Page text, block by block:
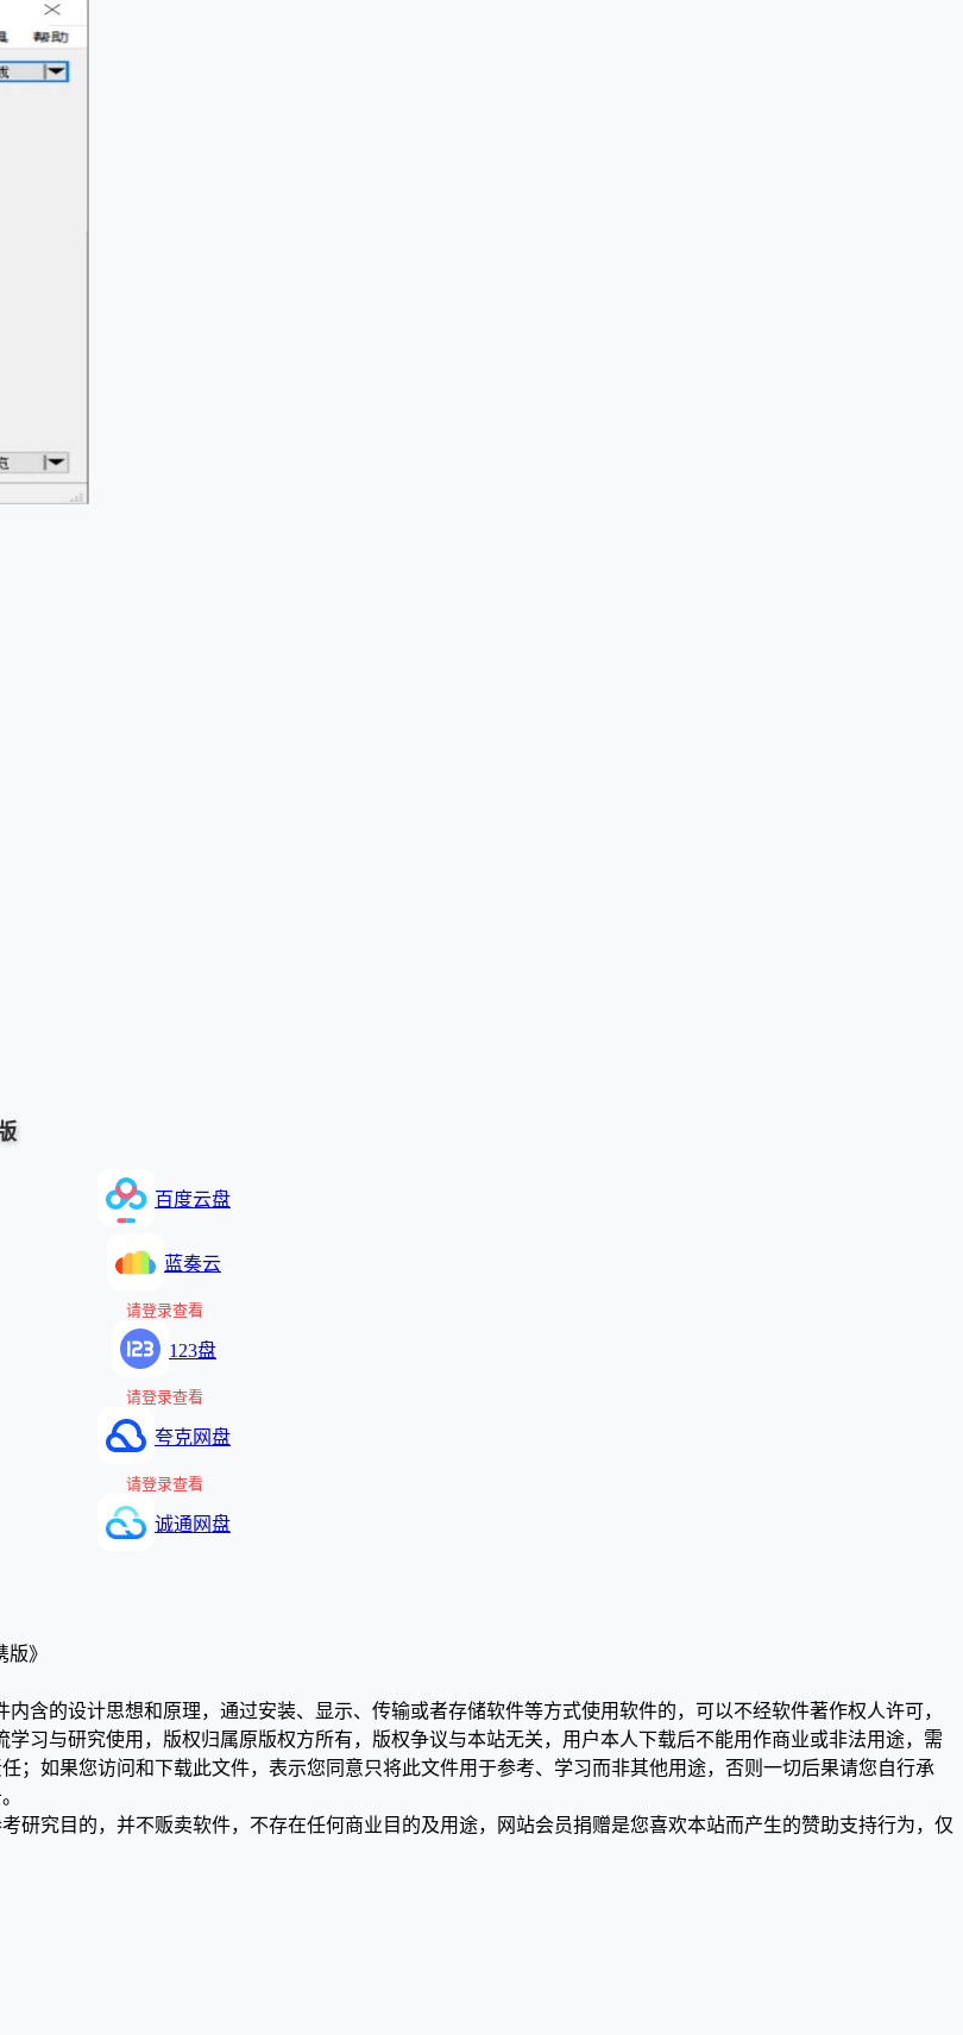
百度云盘
蓝奏云
请登录查看
123盘
请登录查看
夸克网盘
请登录查看
诚通网盘
》
含的设计思想和原理，通过安装、显示、传输或者存储软件等方式使用软件的，可以不经软件著作权人许可，
习与研究使用，版权归属原版权方所有，版权争议与本站无关，用户本人下载后不能用作商业或非法用途，需
；如果您访问和下载此文件，表示您同意只将此文件用于参考、学习而非其他用途，否则一切后果请您自行承
研究目的，并不贩卖软件，不存在任何商业目的及用途，网站会员捐赠是您喜欢本站而产生的赞助支持行为，仅